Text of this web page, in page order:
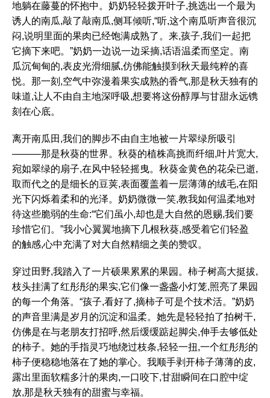
地躺在藤蔓的怀抱中。奶奶轻轻拨开叶子,挑选出一个最为
诱人的南瓜,敲了敲南瓜,侧耳倾听,“听,这个南瓜听声音很沉
闷,说明里面的果肉已经饱满成熟了。来,孩子,我们一起把
它摘下来吧。”奶奶一边说一边采摘,话语温柔而坚定。南
瓜沉甸甸的,表皮光滑细腻,仿佛能触摸到秋天最纯粹的喜
悦。那一刻,空气中弥漫着果实成熟的香气,那是秋天独有的
味道,让人不由自主地深呼吸,想要将这份醇厚与甘甜永远镌
刻在心底。
离开南瓜田,我们的脚步不由自主地被一片翠绿所吸引
———那是秋葵的世界。秋葵的植株高挑而纤细,叶片宽大,
宛如翠绿的扇子,在风中轻轻摇曳。秋葵金黄色的花朵已逝,
取而代之的是细长的豆荚,表面覆盖着一层薄薄的绒毛,在阳
光下闪烁着柔和的光泽。奶奶微微一笑,教我如何温柔地对
待这些脆弱的生命:“它们虽小,却也是大自然的恩赐,我们要
珍惜它们。”我小心翼翼地摘下几根秋葵,感受着它们轻盈
的触感,心中充满了对大自然精细之美的赞叹。
穿过田野,我踏入了一片硕果累累的果园。柿子树高大挺拔,
枝头挂满了红彤彤的果实,它们像一盏盏小灯笼,照亮了果园
的每一个角落。“孩子,看好了,摘柿子可是个技术活。”奶奶
的声音里满是岁月的沉淀和温柔。她先是轻轻拍了拍树干,
仿佛是在与老朋友打招呼,然后缓缓踮起脚尖,伸手去够低处
的柿子。她的手指灵巧地绕过枝条,轻轻一扭,一个红彤彤的
柿子便稳稳地落在了她的掌心。我顺手剥开柿子薄薄的皮,
露出里面软糯多汁的果肉,一口咬下,甘甜瞬间在口腔中绽
放,那是秋天独有的甜蜜与幸福。